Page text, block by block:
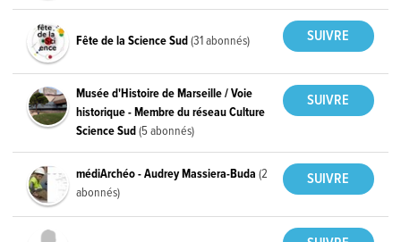
Fête de la Science Sud(31 abonnés)
Musée d'Histoire de Marseille / Voie
historique - Membre du réseau Culture
Science Sud(5 abonnés)
médiArchéo - Audrey Massiera-Buda(2
abonnés)